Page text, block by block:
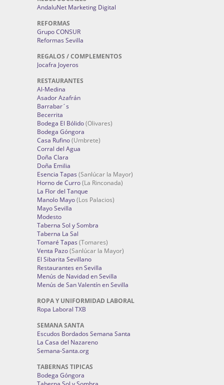
AndaluNet Marketing Digital
REFORMAS
Grupo CONSUR
Reformas Sevilla
REGALOS / COMPLEMENTOS
Jocafra Joyeros
RESTAURANTES
Al-Medina
Asador Azafrán
Barrabar´s
Becerrita
Bodega El Bólido(Olivares)
Bodega Góngora
Casa Rufino(Umbrete)
Corral del Agua
Doña Clara
Doña Emilia
Esencia Tapas (Sanlúcar la Mayor)
Horno de Curro(La Rinconada)
La Flor del Tanque
Manolo Mayo(Los Palacios)
Mayo Sevilla
Modesto
Taberna Sol y Sombra
Taberna La Sal
Tomaré Tapas (Tomares)
Venta Pazo(Sanlúcar la Mayor)
El Sibarita Sevillano
Restaurantes en Sevilla
Menús de Navidad en Sevilla
Menús de San Valentín en Sevilla
ROPA Y UNIFORMIDAD LABORAL
Ropa Laboral TXB
SEMANA SANTA
Escudos Bordados Semana Santa
La Casa del Nazareno
Semana-Santa.org
TABERNAS TIPICAS
Bodega Góngora